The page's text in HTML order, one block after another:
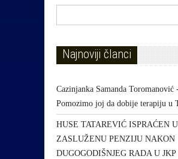
Najnoviji članci
Cazinjanka Samanda Toromanović
Pomozimo joj da dobije terapiju u
HUSE TATAREVIĆ ISPRAĆEN U
ZASLUŽENU PENZIJU NAKON
DUGOGODIŠNJEG RADA U JKP